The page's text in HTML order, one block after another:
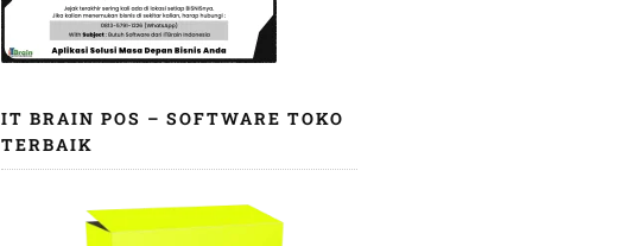
IT BRAIN POS – SOFTWARE TOKO
TERBAIK